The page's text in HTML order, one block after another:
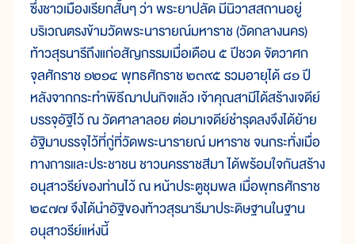
ซึ่งชาวเมืองเรียกสั้นๆ ว่า พระยาปลัด มีนิวาสสถานอยู่
บริเวณตรงข้ามวัดพระนารายณ์มหาราช (วัดกลางนคร)
ท้าวสุรนารีถึงแก่อสัญกรรมเมื่อเดือน ๕ ปีชวด จัตวาศก
จุลศักราช ๑๒๑๔ พุทธศักราช ๒๓๙๕ รวมอายุได้ ๘๑ ปี
หลังจากกระทำพิธีฌาปนกิจแล้ว เจ้าคุณสามีได้สร้างเจดีย์
บรรจุอัฐิไว้ ณ วัดศาลาลอย ต่อมาเจดีย์ชำรุดลงจึงได้ย้าย
อัฐิมาบรรจุไว้ที่กู่ที่วัดพระนารายณ์ มหาราช จนกระทั่งเมื่อ
ทางการและประชาชน ชาวนครราชสีมา ได้พร้อมใจกันสร้าง
อนุสาวรีย์ของท่านไว้ ณ หน้าประตูชุมพล เมื่อพุทธศักราช
๒๔๗๗ จึงได้นำอัฐิของท้าวสุรนารีมาประดิษฐานในฐาน
อนุสาวรีย์แห่งนี้